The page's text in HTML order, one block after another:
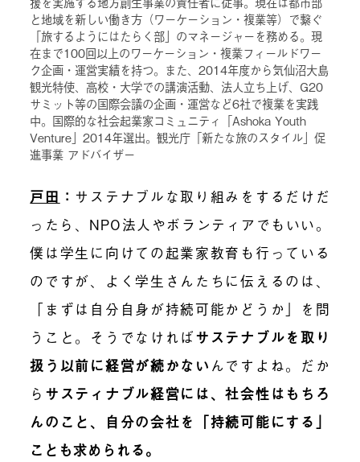
と地域を新しい働き方（ワーケーション・複業等）で繋ぐ
「旅するようにはたらく部」のマネージャーを務める。現
在まで100回以上のワーケーション・複業フィールドワー
ク企画・運営実績を持つ。また、2014年度から気仙沼大島
観光特使、高校・大学での講演活動、法人立ち上げ、G20
サミット等の国際会議の企画・運営など6社で複業を実践
中。国際的な社会起業家コミュニティ「Ashoka Youth
Venture」2014年選出。観光庁「新たな旅のスタイル」促
進事業 アドバイザー
戸田 ： サステナブルな取り組みをするだけだ
ったら、NPO法人やボランティアでもいい。
僕は学生に向けての起業家教育も行っている
のですが、よく学生さんたちに伝えるのは、
「まずは自分自身が持続可能かどうか」を問
うこと。そうでなければサステナブルを取り
扱う以前に経営が続かない んですよね。だか
ら サスティナブル経営には、社会性はもちろ
んのこと、自分の会社を「持続可能にする」
ことも求められる。